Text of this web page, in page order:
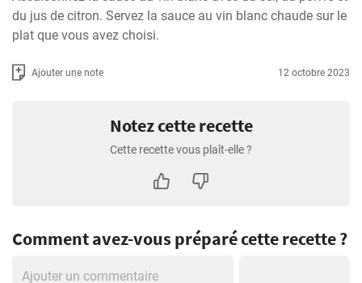
du jus de citron. Servez la sauce au vin blanc chaude sur le
plat que vous avez choisi.
Ajouter une note 12 octobre 2023
Notez cette recette
Cette recette vous plaît-elle ?
Comment avez-vous préparé cette recette ?